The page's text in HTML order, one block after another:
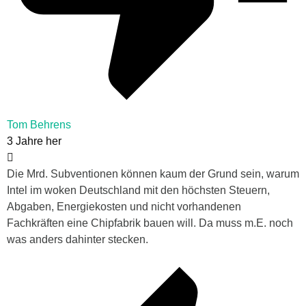
Tom Behrens
3 Jahre her
Die Mrd. Subventionen können kaum der Grund sein, warum
Intel im woken Deutschland mit den höchsten Steuern,
Abgaben, Energiekosten und nicht vorhandenen
Fachkräften eine Chipfabrik bauen will. Da muss m.E. noch
was anders dahinter stecken.